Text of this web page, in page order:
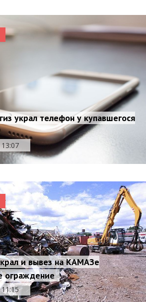
украл телефон у купавшегося
и вывез на КАМАЗе
ограждение